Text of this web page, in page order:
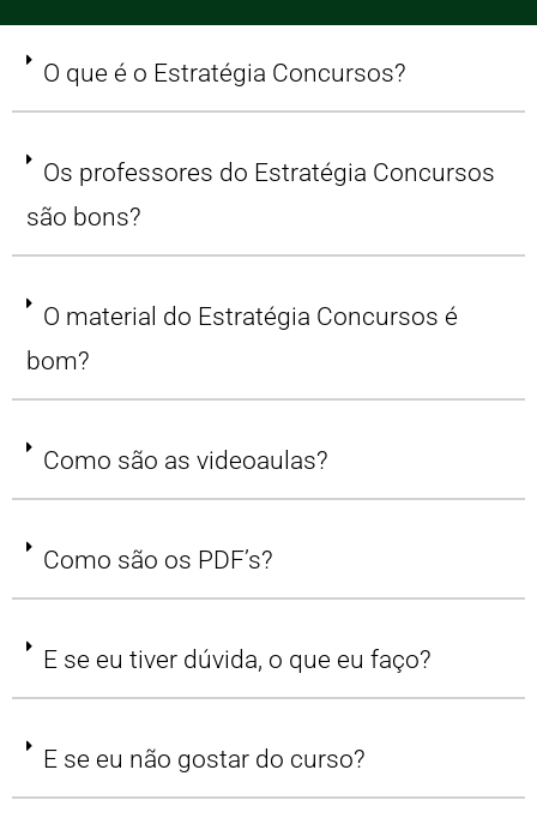
O que é o Estratégia Concursos?
Os professores do Estratégia Concursos
são bons?
O material do Estratégia Concursos é
bom?
Como são as videoaulas?
Como são os PDF’s?
E se eu tiver dúvida, o que eu faço?
E se eu não gostar do curso?